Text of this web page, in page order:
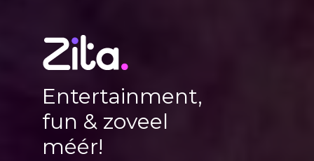
Entertainment,
fun & zoveel
méér!